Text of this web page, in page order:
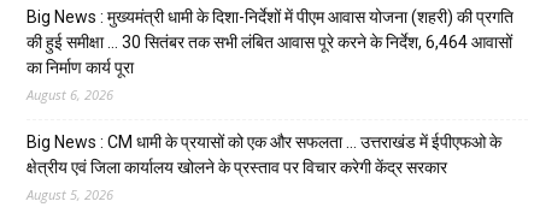
Big News : मुख्यमंत्री धामी के दिशा-निर्देशों में पीएम आवास योजना (शहरी) की प्रगति
की हुई समीक्षा … 30 सितंबर तक सभी लंबित आवास पूरे करने के निर्देश, 6,464 आवासों
का निर्माण कार्य पूरा
August 6, 2026
Big News : CM धामी के प्रयासों को एक और सफलता … उत्तराखंड में ईपीएफओ के
क्षेत्रीय एवं जिला कार्यालय खोलने के प्रस्ताव पर विचार करेगी केंद्र सरकार
August 5, 2026